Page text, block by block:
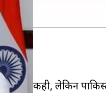
थी।
तो कही, लेकिन